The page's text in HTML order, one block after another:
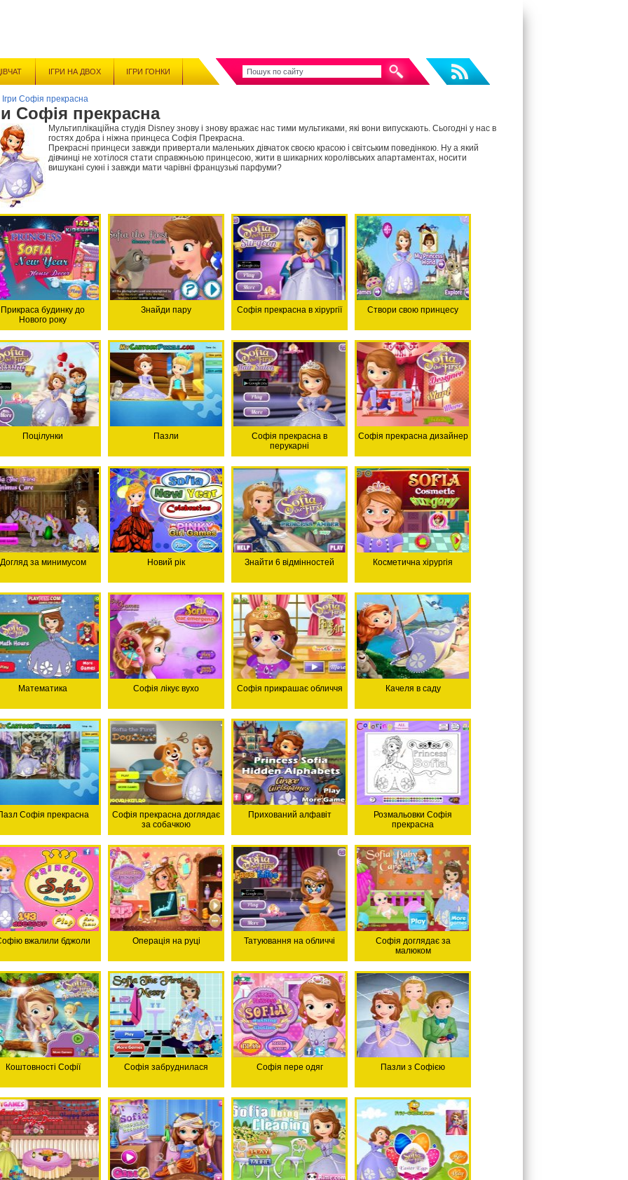
ІГРИ НА ДВОХ ІГРИ ГОНКИ
Ігри Софія прекрасна
Софія прекрасна
Мультиплікаційна студія Disney знову і знову вражає нас тими мультиками, які вони випускають. Сьогодні у нас в
гостях добра і ніжна принцеса Софія Прекрасна.
Прекрасні принцеси завжди привертали маленьких дівчаток своєю красою і світським поведінкою. Ну а який
дівчинці не хотілося стати справжньою принцесою, жити в шикарних королівських апартаментах, носити
вишукані сукні і завжди мати чарівні французькі парфуми?
Прикраса будинку до
Нового року
Знайди пару Софія прекрасна в хірургії Створи свою принцесу
Поцілунки Пазли
Софія прекрасна в
перукарні
Софія прекрасна дизайнер
Догляд за минимусом Новий рік Знайти 6 відмінностей Косметична хірургія
Математика Софія лікує вухо Софія прикрашає обличчя Качеля в саду
Софія прекрасна
Софія прекрасна доглядає
за собачкою
Прихований алфавіт
Розмальовки Софія
прекрасна
вжалили бджоли Операція на руці Татуювання на обличчі
Софія доглядає за
малюком
Коштовності Софії Софія забруднилася Софія пере одяг Пазли з Софією